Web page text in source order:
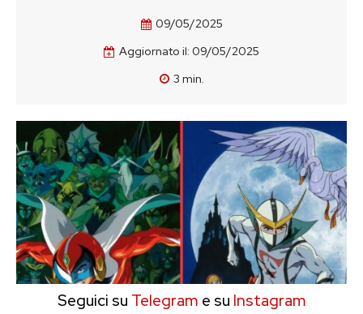
09/05/2025
Aggiornato il: 09/05/2025
3 min.
Seguici su Telegram e su Instagram